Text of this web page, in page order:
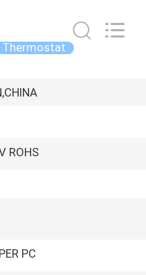
Thermostat
ROHS
PC